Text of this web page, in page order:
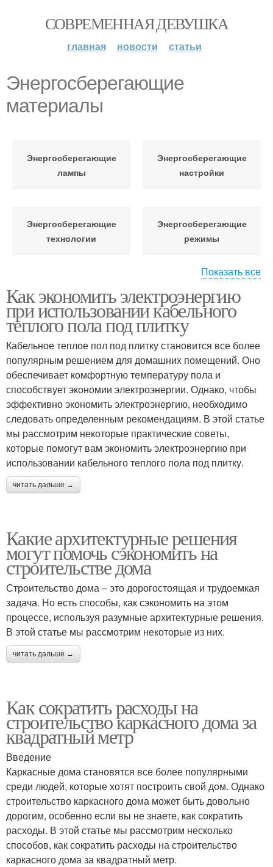
СОВРЕМЕННАЯ ДЕВУШКА
главная новости статьи
Энергосберегающие
материалы
Энергосберегающие
лампы
Энергосберегающие
настройки
Энергосберегающие
технологии
Энергосберегающие
режимы
рекомендации
Показать все
Как экономить электроэнергию
при использовании кабельного
теплого пола под плитку
Кабельное теплое пол под плитку становится все более
популярным решением для домашних помещений. Оно
обеспечивает комфортную температуру пола и
способствует экономии электроэнергии. Однако, чтобы
эффективно экономить электроэнергию, необходимо
следовать определенным рекомендациям. В этой статье
мы рассмотрим некоторые практические советы,
которые помогут вам экономить электроэнергию при
использовании кабельного теплого пола под плитку.
читать дальше →
Какие архитектурные решения
могут помочь сэкономить на
строительстве дома
Строительство дома – это дорогостоящая и трудоемкая
задача. Но есть способы, как сэкономить на этом
процессе, используя разумные архитектурные решения.
В этой статье мы рассмотрим некоторые из них.
читать дальше →
Как сократить расходы на
строительство каркасного дома за
квадратный метр
Введение
Каркасные дома становятся все более популярными
среди людей, которые хотят построить свой дом. Однако
строительство каркасного дома может быть довольно
дорогим, особенно если вы не знаете, как сократить
расходы. В этой статье мы рассмотрим несколько
способов, как сократить расходы на строительство
каркасного дома за квадратный метр.